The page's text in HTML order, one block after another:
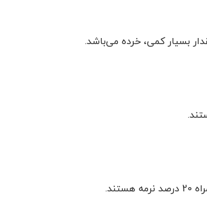
بسیار کمی، خرده می‌باشد.